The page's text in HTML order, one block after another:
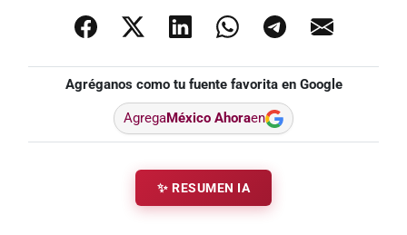
Agréganos como tu fuente favorita en Google
AgregaMéxico Ahoraen
✨ RESUMEN IA